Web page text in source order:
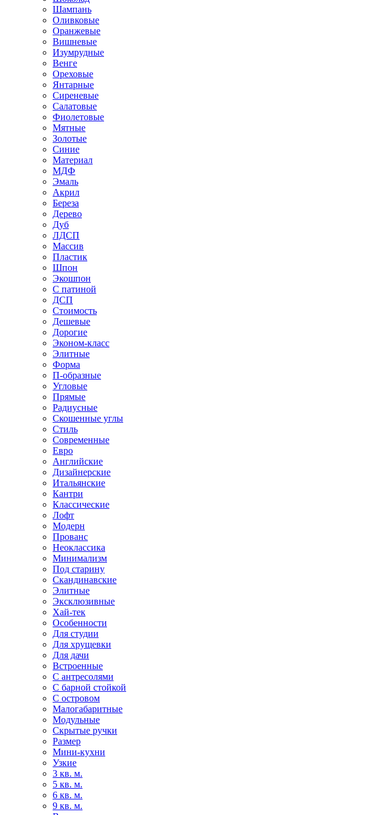
Шампань
Оливковые
Оранжевые
Вишневые
Изумрудные
Венге
Ореховые
Янтарные
Сиреневые
Салатовые
Фиолетовые
Мятные
Золотые
Синие
Материал
МДФ
Эмаль
Акрил
Береза
Дерево
Дуб
ЛДСП
Массив
Пластик
Шпон
Экошпон
С патиной
ДСП
Стоимость
Дешевые
Дорогие
Эконом-класс
Элитные
Форма
П-образные
Угловые
Прямые
Радиусные
Скошенные углы
Стиль
Современные
Евро
Английские
Дизайнерские
Итальянские
Кантри
Классические
Лофт
Модерн
Прованс
Неоклассика
Минимализм
Под старину
Скандинавские
Элитные
Эксклюзивные
Хай-тек
Особенности
Для студии
Для хрущевки
Для дачи
Встроенные
С антресолями
С барной стойкой
С островом
Малогабаритные
Модульные
Скрытые ручки
Размер
Мини-кухни
Узкие
3 кв. м.
5 кв. м.
6 кв. м.
9 кв. м.